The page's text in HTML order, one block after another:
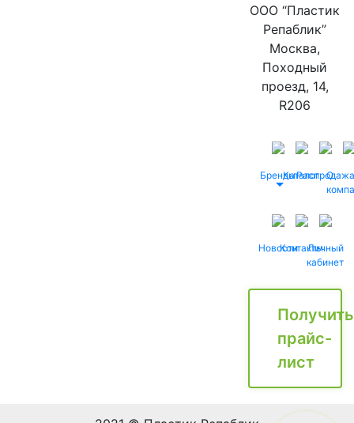
ООО “Пластик
Репаблик”
Москва,
Походный
проезд, 14,
R206
БрендыКаталог
Распродажа
О
НовостиКонтактыЛичный
кабинет
Получить
прайс-
лист